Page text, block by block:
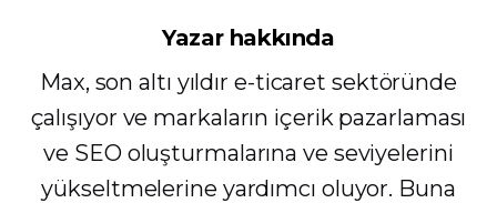
Yazar hakkında
Max, son altı yıldır e-ticaret sektöründe
çalışıyor ve markaların içerik pazarlaması
ve SEO oluşturmalarına ve seviyelerini
yükseltmelerine yardımcı oluyor. Buna